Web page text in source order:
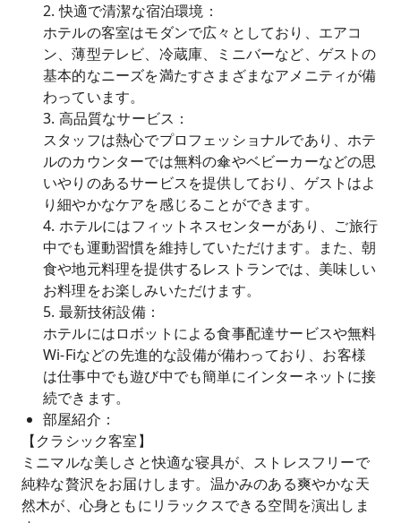
2. 快適で清潔な宿泊環境：
ホテルの客室はモダンで広々としており、エアコ
ン、薄型テレビ、冷蔵庫、ミニバーなど、ゲストの
基本的なニーズを満たすさまざまなアメニティが備
わっています。
3. 高品質なサービス：
スタッフは熱心でプロフェッショナルであり、ホテ
ルのカウンターでは無料の傘やベビーカーなどの思
いやりのあるサービスを提供しており、ゲストはよ
り細やかなケアを感じることができます。
4. ホテルにはフィットネスセンターがあり、ご旅行
中でも運動習慣を維持していただけます。また、朝
食や地元料理を提供するレストランでは、美味しい
お料理をお楽しみいただけます。
5. 最新技術設備：
ホテルにはロボットによる食事配達サービスや無料
Wi-Fiなどの先進的な設備が備わっており、お客様
は仕事中でも遊び中でも簡単にインターネットに接
続できます。
部屋紹介：
【クラシック客室】
ミニマルな美しさと快適な寝具が、ストレスフリーで
純粋な贅沢をお届けします。温かみのある爽やかな天
然木が、心身ともにリラックスできる空間を演出しま